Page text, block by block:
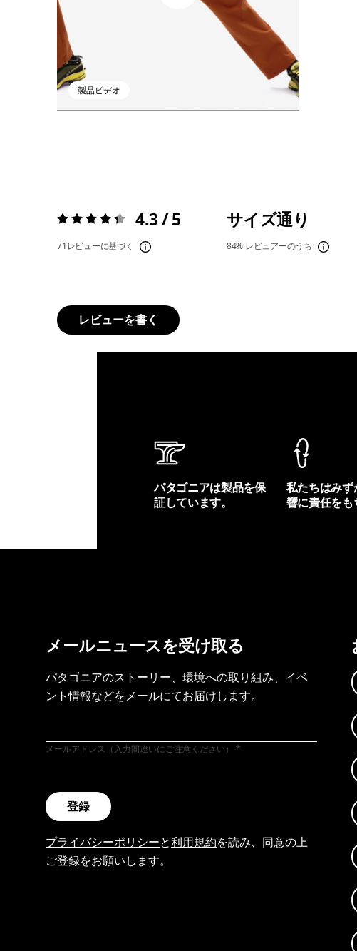
製品ビデオ
評価:4.3 / 5 4.3 / 5
71レビューに基づく
サイズ通り
84% レビュアーのうち
レビューを書く
パタゴニアは製品を保
証しています。
私たちはみず
響に責任をも
メールニュースを受け取る
パタゴニアのストーリー、環境への取り組み、イベ
ント情報などをメールにてお届けします。
メールアドレス（入力間違いにご注意ください）
登録
プライバシーポリシーと利用規約を読み、同意の上
ご登録をお願いします。